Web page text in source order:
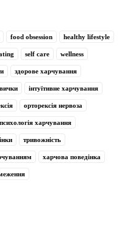
food obsession healthy lifestyle
self care wellness
здорове харчування
інтуїтивне харчування
орторексія нервоза
психологія харчування
тривожність
харчова поведінка